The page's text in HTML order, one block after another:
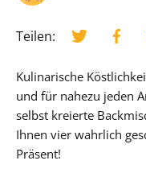
Teilen:
Kulinarische
und für nahezu jeden
selbst kreierte
Ihnen vier wahrlich
Präsent!